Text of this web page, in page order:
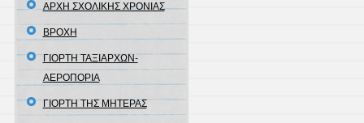
ΑΡΧΗ ΣΧΟΛΙΚΗΣ ΧΡΟΝΙΑΣ
ΒΡΟΧΗ
ΓΙΟΡΤΗ ΤΑΞΙΑΡΧΩΝ-
ΑΕΡΟΠΟΡΙΑ
ΓΙΟΡΤΗ ΤΗΣ ΜΗΤΕΡΑΣ